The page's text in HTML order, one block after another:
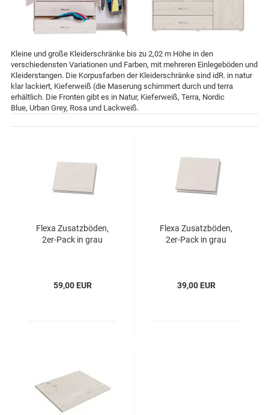
Kleine und große Kleiderschränke bis zu 2,02 m Höhe in den
verschiedensten Variationen und Farben, mit mehreren Einlegeböden und
Kleiderstangen. Die Korpusfarben der Kleiderschränke sind idR. in natur
klar lackiert, Kieferweiß (die Maserung schimmert durch und terra
erhältlich. Die Fronten gibt es in Natur, Kieferweiß, Terra, Nordic
Blue, Urban Grey, Rosa und Lackweiß.
Flexa Zusatzböden,
2er-Pack in grau
59,00 EUR
Flexa Zusatzböden,
2er-Pack in grau
39,00 EUR